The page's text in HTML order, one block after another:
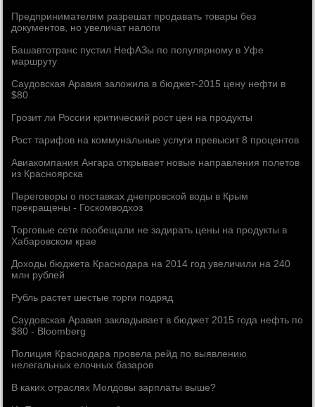
Предпринимателям разрешат продавать товары без
документов, но увеличат налоги
Башавтотранс пустил НефАЗы по популярному в Уфе
маршруту
Саудовская Аравия заложила в бюджет-2015 цену нефти в
$80
Грозит ли России критический рост цен на продукты
Рост тарифов на коммунальные услуги превысит 8 процентов
Авиакомпания Ангара открывает новые направления полетов
из Красноярска
Переговоры о поставках днепровской воды в Крым
прекращены - Госкомводхоз
Торговые сети пообещали не задирать цены на продукты в
Хабаровском крае
Доходы бюджета Краснодара на 2014 год увеличили на 240
млн рублей
Рубль растет шестые торги подряд
Саудовская Аравия закладывает в бюджет 2015 года нефть по
$80 - Bloomberg
Полиция Краснодара провела рейд по выявлению
нелегальных елочных базаров
В каких отраслях Молдовы зарплаты выше?